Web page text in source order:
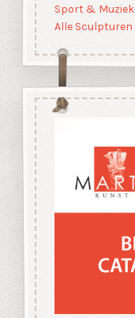
Sport & Muziek
Alle Sculpturen